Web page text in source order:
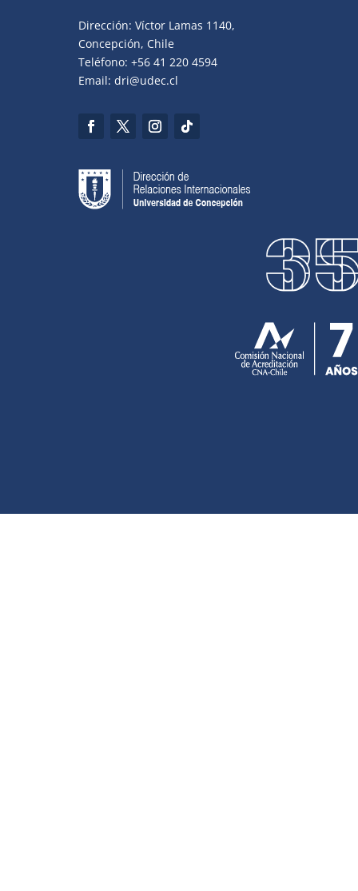
Dirección: Víctor Lamas 1140,
Concepción, Chile
Teléfono: +56 41 220 4594
Email: dri@udec.cl